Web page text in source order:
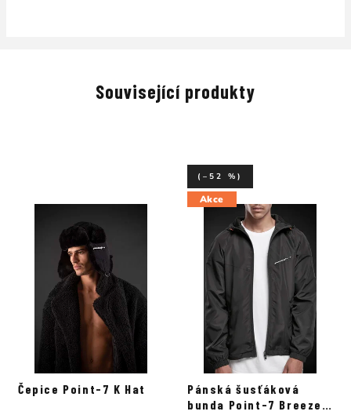
Související produkty
Čepice Point-7 K Hat
Akce
Pánská šusťáková
bunda Point-7 Breeze
(–52 %)